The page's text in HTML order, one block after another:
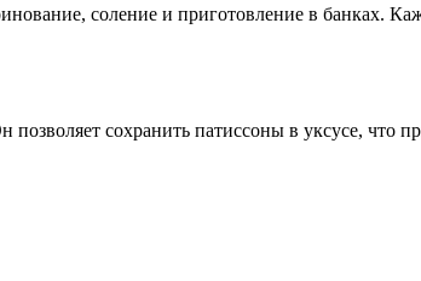
соление и приготовление в банках.
сохранить патиссоны в уксусе, что